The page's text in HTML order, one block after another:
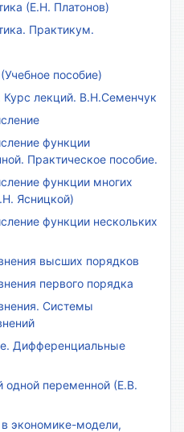
(Е.Н. Платонов)
Практикум.
пособие)
Курс лекций. В.Н.Семенчук
функции
Практическое пособие.
функции многих
Ясницкой)
функции нескольких
высших порядков
первого порядка
Системы
Дифференциальные
одной переменной (Е.В.
экономике-модели,